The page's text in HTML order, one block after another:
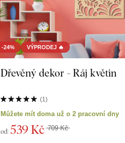
-24% VÝPRODEJ 🔥
Dřevěný dekor - Ráj květin
(1)
Můžete mít doma už o 2 pracovní dny
od 539 Kč 709 Kč